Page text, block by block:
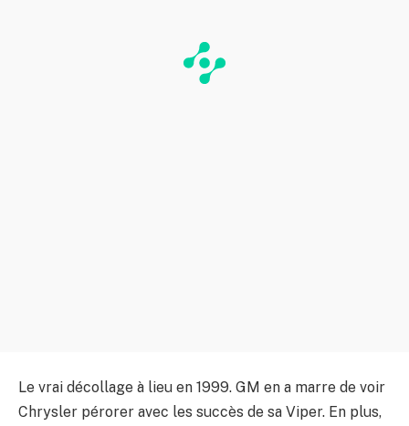
Le vrai décollage à lieu en 1999. GM en a marre de voir
Chrysler pérorer avec les succès de sa Viper. En plus,